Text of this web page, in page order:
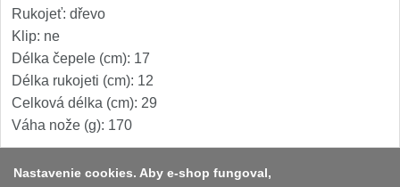
Záchranárske
Ostrenie nožov
Ostřiče nožů
Rukojeť: dřevo
Klip: ne
Délka čepele (cm): 17
Délka rukojeti (cm): 12
Celková délka (cm): 29
Váha nože (g): 170
Nastavenie cookies. Aby e-shop fungoval,